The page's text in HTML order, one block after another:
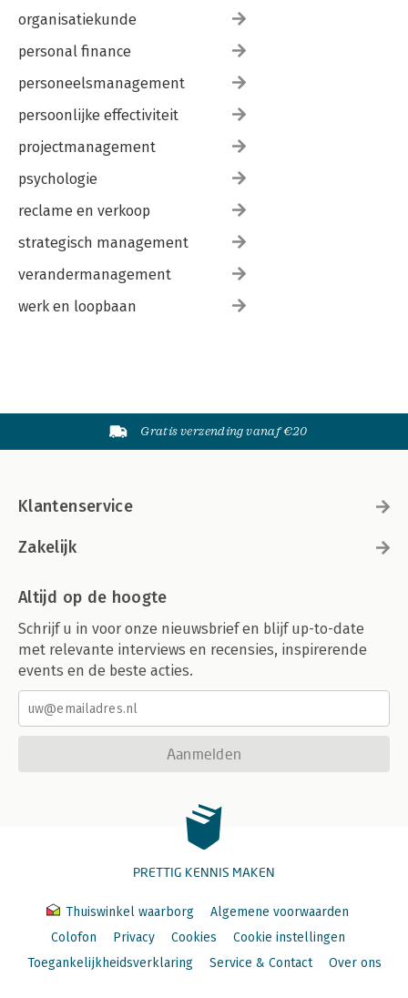
organisatiekunde
personal finance
personeelsmanagement
persoonlijke effectiviteit
projectmanagement
psychologie
reclame en verkoop
strategisch management
verandermanagement
werk en loopbaan
Gratis verzending vanaf €20
Klantenservice
Zakelijk
Altijd op de hoogte
Schrijf u in voor onze nieuwsbrief en blijf up-to-date
met relevante interviews en recensies, inspirerende
events en de beste acties.
Aanmelden
PRETTIG KENNIS MAKEN
Thuiswinkel waarborg
Algemene voorwaarden
Colofon
Privacy Cookies
Cookie instellingen
Toegankelijkheidsverklaring
Service & Contact Over ons